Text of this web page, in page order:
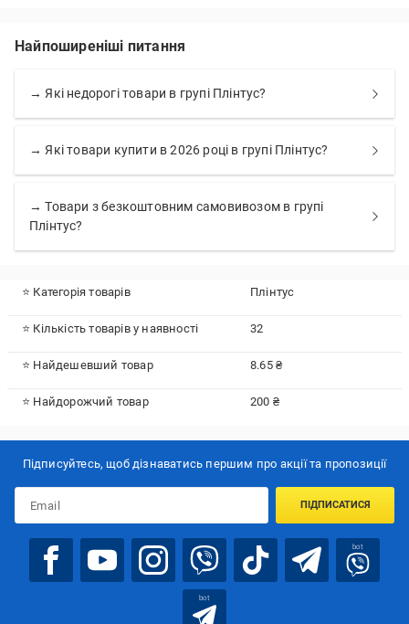
Найпоширеніші питання
→ Які недорогі товари в групі Плінтус?
→ Які товари купити в 2026 році в групі Плінтус?
→ Товари з безкоштовним самовивозом в групі
Плінтус?
⭐ Категорія товарів Плінтус
⭐ Кількість товарів у наявності 32
⭐ Найдешевший товар 8.65 ₴
⭐ Найдорожчий товар 200 ₴
Підписуйтесь, щоб дізнаватись першим про акції та пропозиції
ПІДПИСАТИСЯ
bot
bot